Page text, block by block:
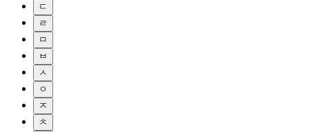
ㄷ
ㄹ
ㅁ
ㅂ
ㅅ
ㅇ
ㅈ
ㅊ